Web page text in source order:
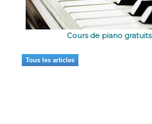
Cours de piano gratuits
Tous les articles